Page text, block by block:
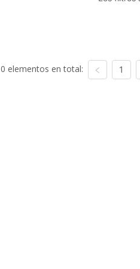
0 elementos en total: 1